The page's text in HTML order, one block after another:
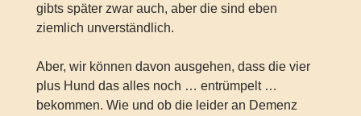
gibts später zwar auch, aber die sind eben
ziemlich unverständlich.
Aber, wir können davon ausgehen, dass die vier
plus Hund das alles noch … entrümpelt …
bekommen. Wie und ob die leider an Demenz